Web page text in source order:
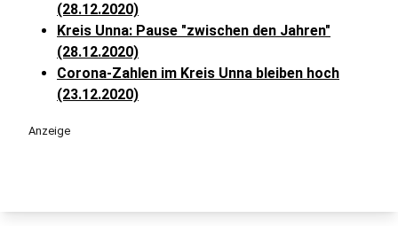
(28.12.2020)
Kreis Unna: Pause "zwischen den Jahren"
(28.12.2020)
Corona-Zahlen im Kreis Unna bleiben hoch
(23.12.2020)
Anzeige